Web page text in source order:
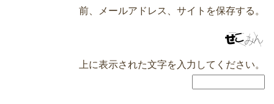
前、メールアドレス、サイトを保存する。
上に表示された文字を入力してください。